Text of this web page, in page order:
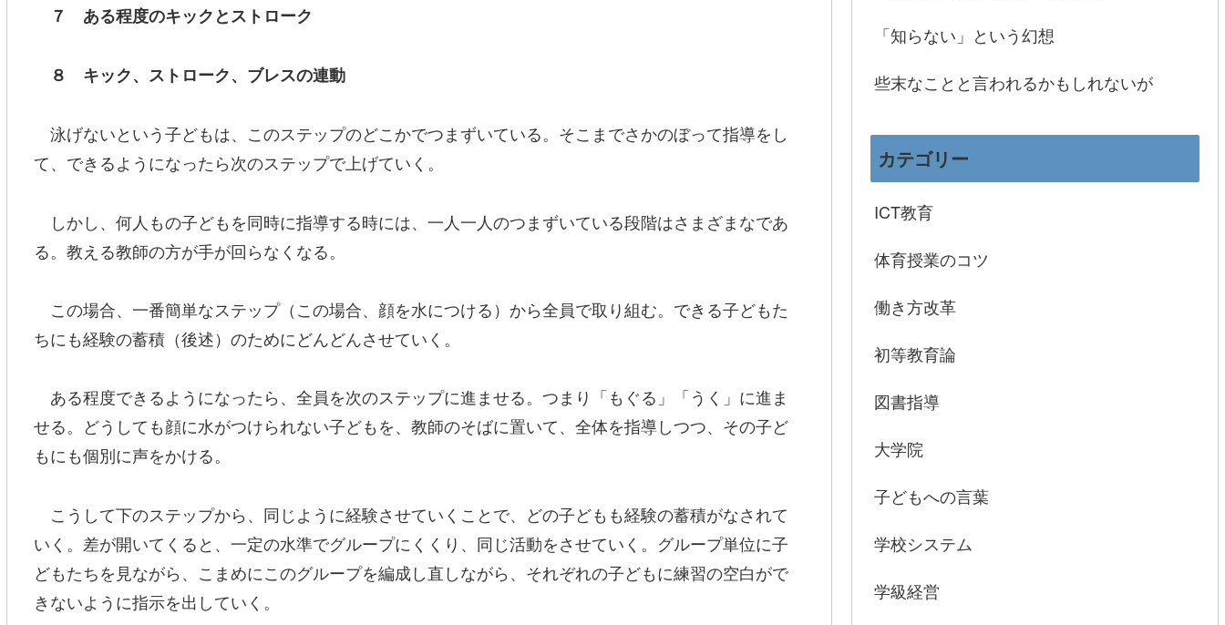
７ ある程度のキックとストローク
８ キック、ストローク、ブレスの連動
泳げないという子どもは、このステップのどこかでつまずいている。そこまでさかのぼって指導をし
て、できるようになったら次のステップで上げていく。
しかし、何人もの子どもを同時に指導する時には、一人一人のつまずいている段階はさまざまなであ
る。教える教師の方が手が回らなくなる。
この場合、一番簡単なステップ（この場合、顔を水につける）から全員で取り組む。できる子どもた
ちにも経験の蓄積（後述）のためにどんどんさせていく。
ある程度できるようになったら、全員を次のステップに進ませる。つまり「もぐる」「うく」に進ま
せる。どうしても顔に水がつけられない子どもを、教師のそばに置いて、全体を指導しつつ、その子ど
もにも個別に声をかける。
こうして下のステップから、同じように経験させていくことで、どの子どもも経験の蓄積がなされて
いく。差が開いてくると、一定の水準でグループにくくり、同じ活動をさせていく。グループ単位に子
どもたちを見ながら、こまめにこのグループを編成し直しながら、それぞれの子どもに練習の空白がで
きないように指示を出していく。
「知らない」という幻想
些末なことと言われるかもしれないが
カテゴリー
ICT教育
体育授業のコツ
働き方改革
初等教育論
図書指導
大学院
子どもへの言葉
学校システム
学級経営